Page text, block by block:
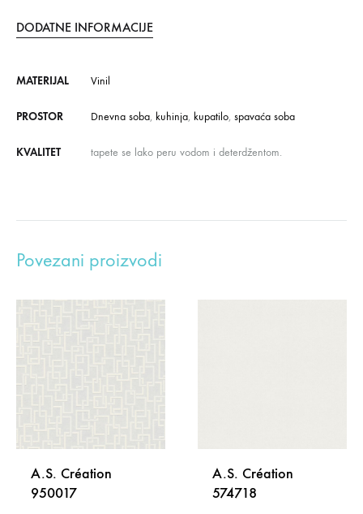
DODATNE INFORMACIJE
MATERIJAL Vinil
PROSTOR Dnevna soba, kuhinja, kupatilo, spavaća soba
KVALITET tapete se lako peru vodom i deterdžentom.
Povezani proizvodi
A.S. Création
950017
A.S. Création
574718